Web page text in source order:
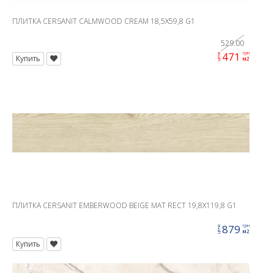
ПЛИТКА CERSANIT CALMWOOD CREAM 18,5X59,8 G1
529.00
Купить
цена 471 грн
м2
ПЛИТКА CERSANIT EMBERWOOD BEIGE MAT RECT 19,8X119,8 G1
цена879 грн
м2
Купить